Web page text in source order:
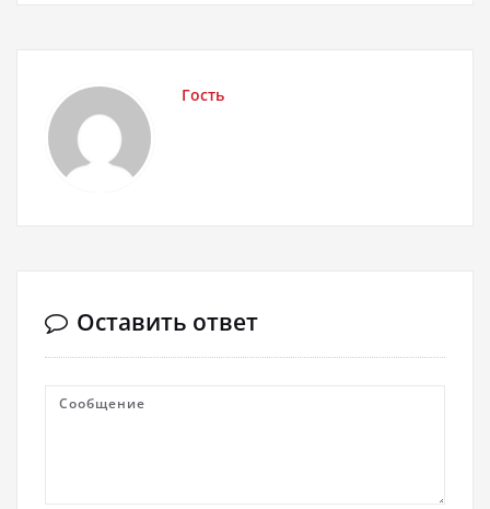
Гость
Оставить ответ